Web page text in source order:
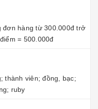
đơn hàng từ 300.000đ trở
= 500.000đ
thành viên; đồng, bạc;
ruby